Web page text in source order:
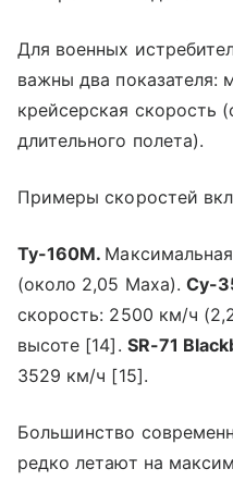
Для военных
важны два показателя:
крейсерская скорость
длительного полета).
Примеры скоростей
Ту-160М.
(около 2,05 Маха). Су-
скорость: 2500 км/ч
высоте [14]. SR-71
3529 км/ч [15].
Большинство
редко летают на